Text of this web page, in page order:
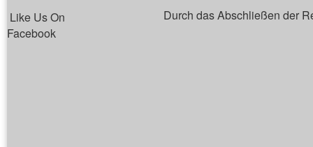
Like Us On
Facebook
Durch das Abschließen der